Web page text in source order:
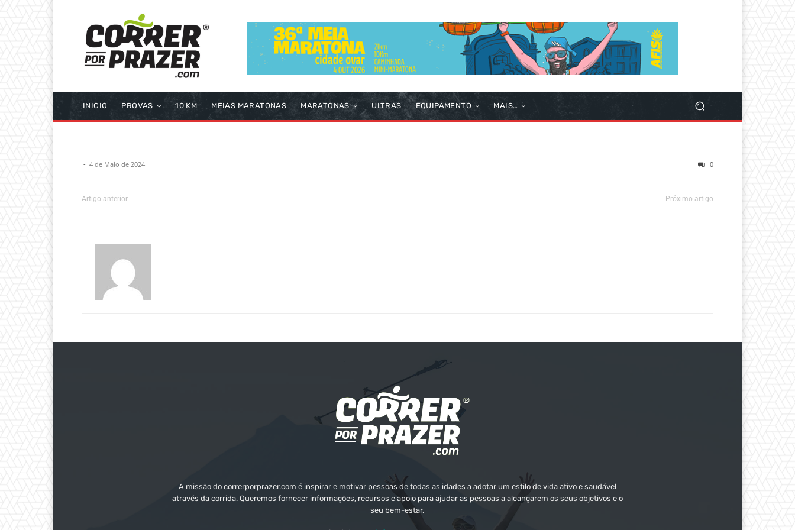
INICIO PROVAS 10 KM MEIAS MARATONAS MARATONAS ULTRAS EQUIPAMENTO MAIS…
- 4 de Maio de 2024 0
Artigo anterior Próximo artigo
A missão do correrporprazer.com é inspirar e motivar pessoas de todas as idades a adotar um estilo de vida ativo e saudável
através da corrida. Queremos fornecer informações, recursos e apoio para ajudar as pessoas a alcançarem os seus objetivos e o
seu bem-estar.